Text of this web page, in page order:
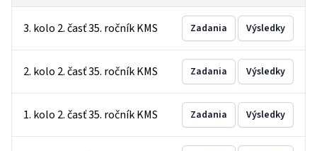
3. kolo 2. časť 35. ročník KMS Zadania Výsledky
2. kolo 2. časť 35. ročník KMS Zadania Výsledky
1. kolo 2. časť 35. ročník KMS Zadania Výsledky